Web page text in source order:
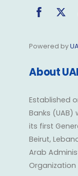
Powered by
About
Established
Banks
its first
Beirut,
Arab
Organization